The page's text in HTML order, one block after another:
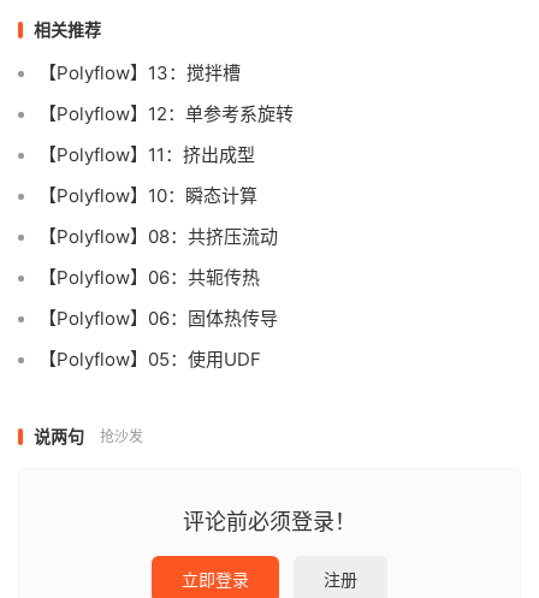
相关推荐
【Polyflow】13：搅拌槽
【Polyflow】12：单参考系旋转
【Polyflow】11：挤出成型
【Polyflow】10：瞬态计算
【Polyflow】08：共挤压流动
【Polyflow】06：共轭传热
【Polyflow】06：固体热传导
【Polyflow】05：使用UDF
说两句 抢沙发
评论前必须登录！
立即登录 注册